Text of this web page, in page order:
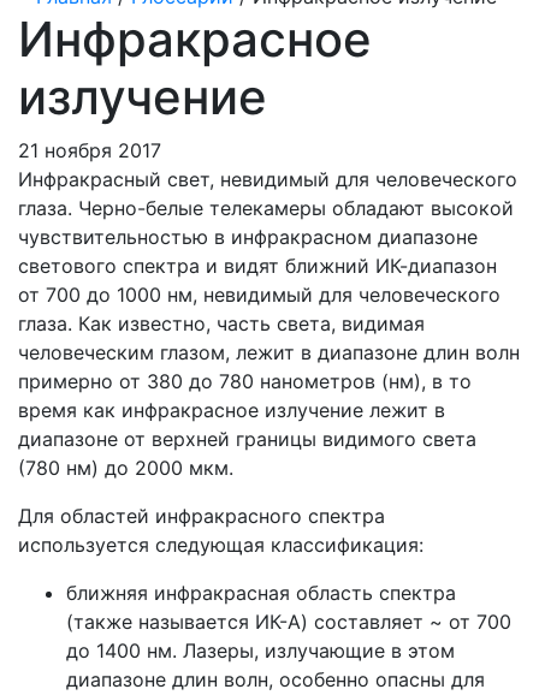
Инфракрасное
излучение
21 ноября 2017
Инфракрасный свет, невидимый для человеческого
глаза. Черно-белые телекамеры обладают высокой
чувствительностью в инфракрасном диапазоне
светового спектра и видят ближний ИК-диапазон
от 700 до 1000 нм, невидимый для человеческого
глаза. Как известно, часть света, видимая
человеческим глазом, лежит в диапазоне длин волн
примерно от 380 до 780 нанометров (нм), в то
время как инфракрасное излучение лежит в
диапазоне от верхней границы видимого света
(780 нм) до 2000 мкм.
Для областей инфракрасного спектра
используется следующая классификация:
ближняя инфракрасная область спектра
(также называется ИК-A) составляет ~ от 700
до 1400 нм. Лазеры, излучающие в этом
диапазоне длин волн, особенно опасны для